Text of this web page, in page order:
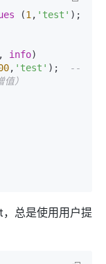
(1 , 'test'
info
, 'test' );
--
值）
总是使用用户提